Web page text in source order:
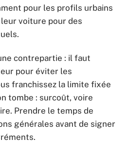
pour les profils urbains
voiture pour des
contrepartie : il faut
pour éviter les
franchissez la limite fixée
tombe : surcoût, voire
Prendre le temps de
générales avant de signer